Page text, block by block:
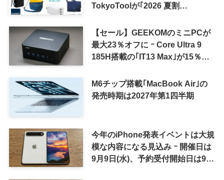
TokyoToolが｢2026 夏割
【セール】GEEKOMのミニPCが
最大23％オフに ｰ Core Ultra 9
185H搭載の｢IT13 Max｣が15％オ
M6チップ搭載｢MacBook Air｣の
発売時期は2027年第1四半期
今年のiPhone発表イベントは大規
模な内容になる見込み ｰ 開催日は
9月9日(水)、予約受付開始日は9月